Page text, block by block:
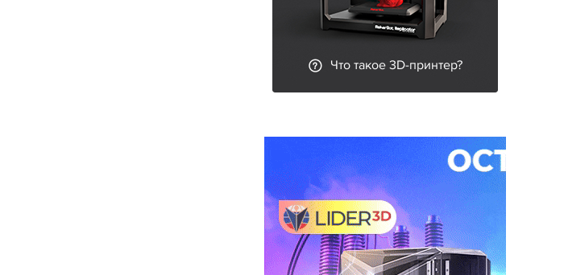
Что такое 3D-принтер?